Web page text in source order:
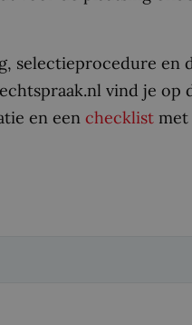
selectieprocedure en
vind je op
en een checklist met